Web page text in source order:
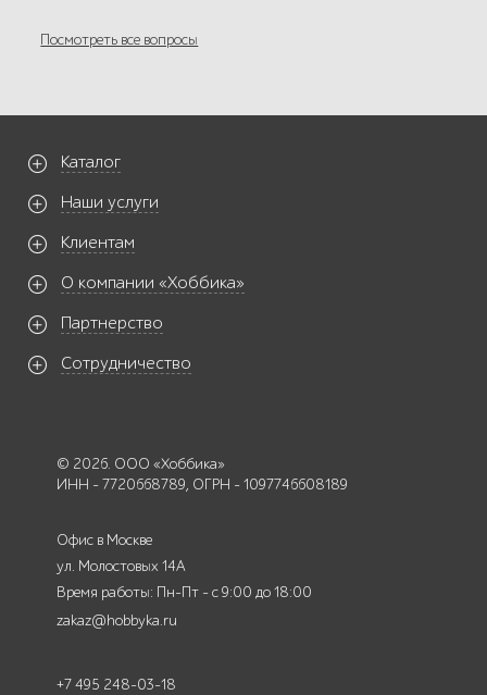
Посмотреть все вопросы
Каталог
Наши услуги
Клиентам
О компании «Хоббика»
Партнерство
Сотрудничество
© 2026. ООО «Хоббика»
ИНН - 7720668789, ОГРН - 1097746608189
Офис в Москве
ул. Молостовых 14А
Время работы: Пн-Пт - с 9:00 до 18:00
zakaz@hobbyka.ru
+7 495 248-03-18